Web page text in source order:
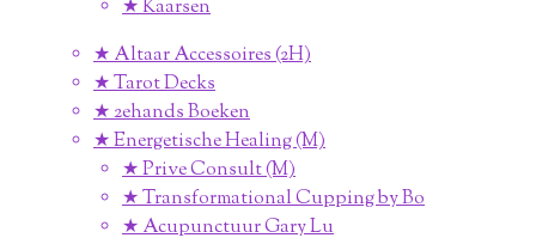
★ Kaarsen
★ Altaar Accessoires (2H)
★ Tarot Decks
★ 2ehands Boeken
★ Energetische Healing (M)
★ Prive Consult (M)
★ Transformational Cupping by Bo
★ Acupunctuur Gary Lu